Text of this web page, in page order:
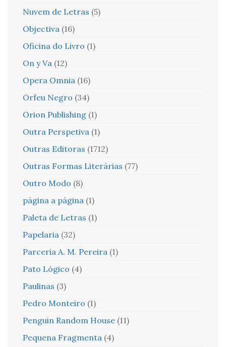
Nuvem de Letras (5)
Objectiva (16)
Oficina do Livro (1)
On y Va (12)
Opera Omnia (16)
Orfeu Negro (34)
Orion Publishing (1)
Outra Perspetiva (1)
Outras Editoras (1712)
Outras Formas Literárias (77)
Outro Modo (8)
página a página (1)
Paleta de Letras (1)
Papelaria (32)
Parceria A. M. Pereira (1)
Pato Lógico (4)
Paulinas (3)
Pedro Monteiro (1)
Penguin Random House (11)
Pequena Fragmenta (4)